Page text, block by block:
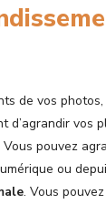
de vos
d’agrandir vos
pouvez
ou
. Vous